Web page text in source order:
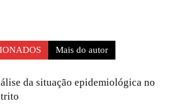
Mais do autor
da situação epidemiológica no